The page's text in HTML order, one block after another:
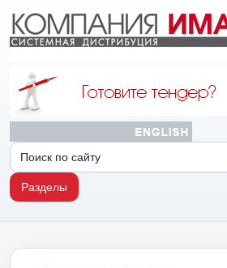
Разделы